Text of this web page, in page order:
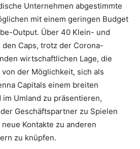
Unternehmen abgestimmte
mit einem geringen Budget
Output. Über 40 Klein- und
Caps, trotz der Corona-
wirtschaftlichen Lage, die
der Möglichkeit, sich als
Capitals einem breiten
Umland zu präsen­tieren,
Geschäftspartner zu Spielen
Kontakte zu anderen
zu knüpfen.